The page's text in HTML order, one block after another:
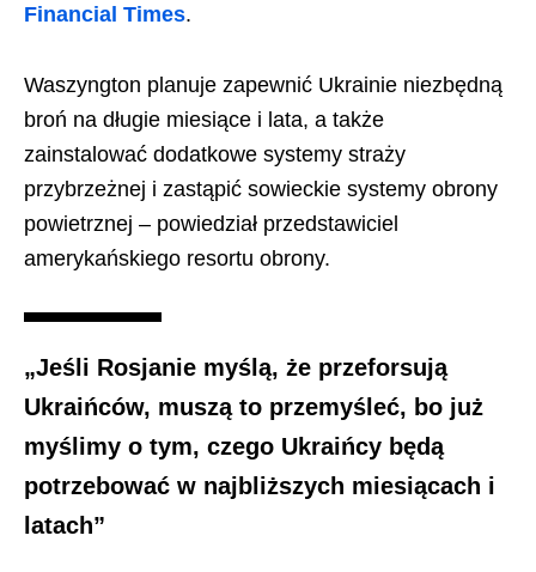
Financial Times.
Waszyngton planuje zapewnić Ukrainie niezbędną
broń na długie miesiące i lata, a także
zainstalować dodatkowe systemy straży
przybrzeżnej i zastąpić sowieckie systemy obrony
powietrznej – powiedział przedstawiciel
amerykańskiego resortu obrony.
„Jeśli Rosjanie myślą, że przeforsują
Ukraińców, muszą to przemyśleć, bo już
myślimy o tym, czego Ukraińcy będą
potrzebować w najbliższych miesiącach i
latach”